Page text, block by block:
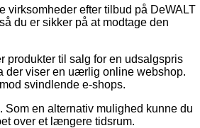
virksomheder efter tilbud på DeWALT
du er sikker på at modtage den
produkter til salg for en udsalgspris
der viser en uærlig online webshop.
svindlende e-shops.
en alternativ mulighed kunne du
over et længere tidsrum.